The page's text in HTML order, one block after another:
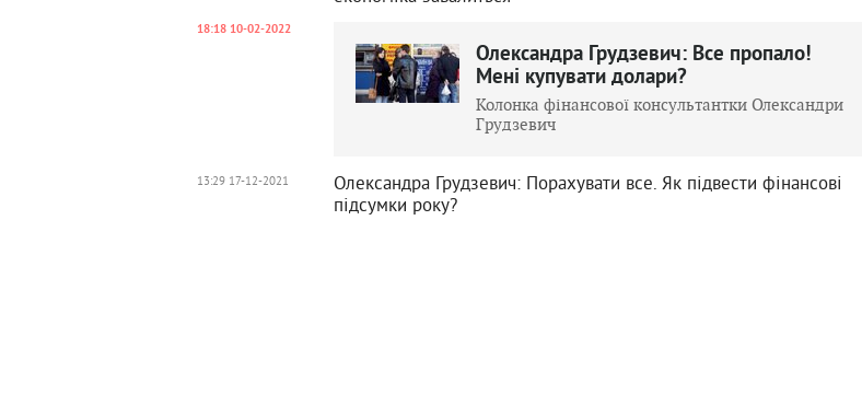
18:18 10-02-2022
Олександра Грудзевич: Все пропало!
Мені купувати долари?
Колонка фінансової консультантки Олександри
Грудзевич
13:29 17-12-2021
Олександра Грудзевич: Порахувати все. Як підвести фінансові
підсумки року?